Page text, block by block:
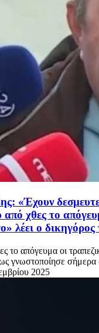
«Έχουν
από χθες το
λέει ο δικηγόρος
το απόγευμα οι
γνωστοποίησε σήμερα
2025